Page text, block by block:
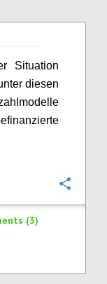
Situation
diesen
(3)